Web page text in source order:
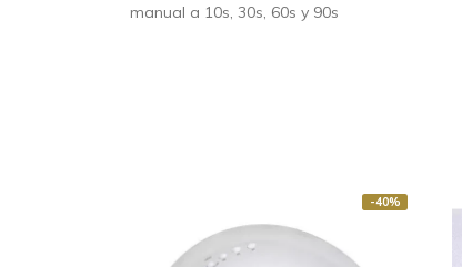
manual a 10s, 30s, 60s y 90s
-40%